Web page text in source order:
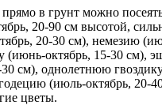
в грунт можно
20-90 см высотой,
20-30 см), немезию
(июнь-октябрь, 15-30 см),
см), однолетнюю
(июль-октябрь, 20-
цветы.